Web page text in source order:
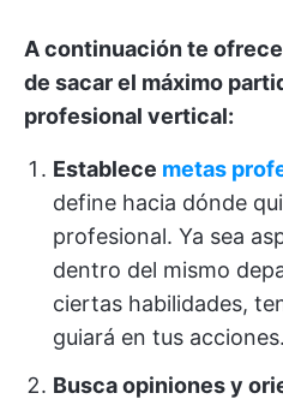
A continuación te
de sacar el máximo
profesional vertical:
Establece metas
define hacia dónde
profesional. Ya sea
dentro del mismo
ciertas habilidades,
guiará en tus acciones.
Busca opiniones y